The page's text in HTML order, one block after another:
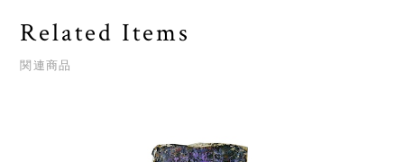
Related Items
関連商品